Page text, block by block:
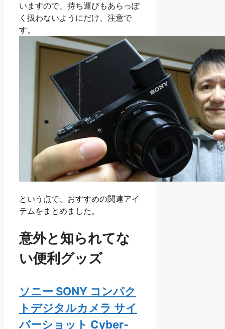
いますので、持ち運びもあらっぽ
く扱わないようにだけ、注意で
す。
という点で、おすすめの関連アイ
テムをまとめました。
意外と知られてな
い便利グッズ
ソニー SONY コンパク
トデジタルカメラ サイ
バーショット Cyber-